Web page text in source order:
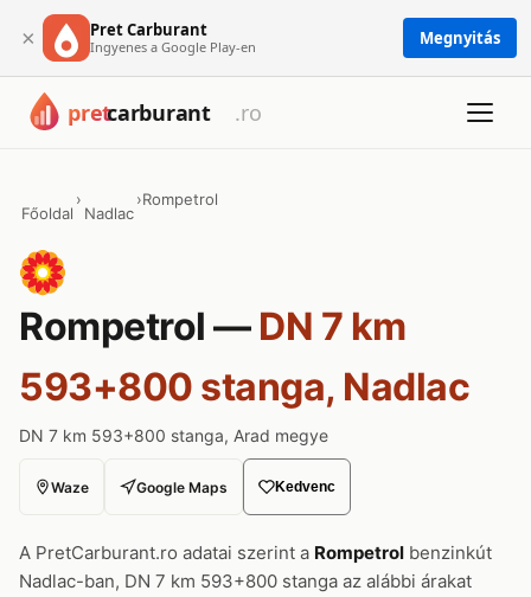
× Pret Carburant
Ingyenes a Google Play-en Megnyitás
Főoldal
›
Nadlac
›Rompetrol
Rompetrol — DN 7 km
593+800 stanga, Nadlac
DN 7 km 593+800 stanga, Arad megye
Waze Google Maps Kedvenc
A PretCarburant.ro adatai szerint a Rompetrol benzinkút
Nadlac-ban, DN 7 km 593+800 stanga az alábbi árakat